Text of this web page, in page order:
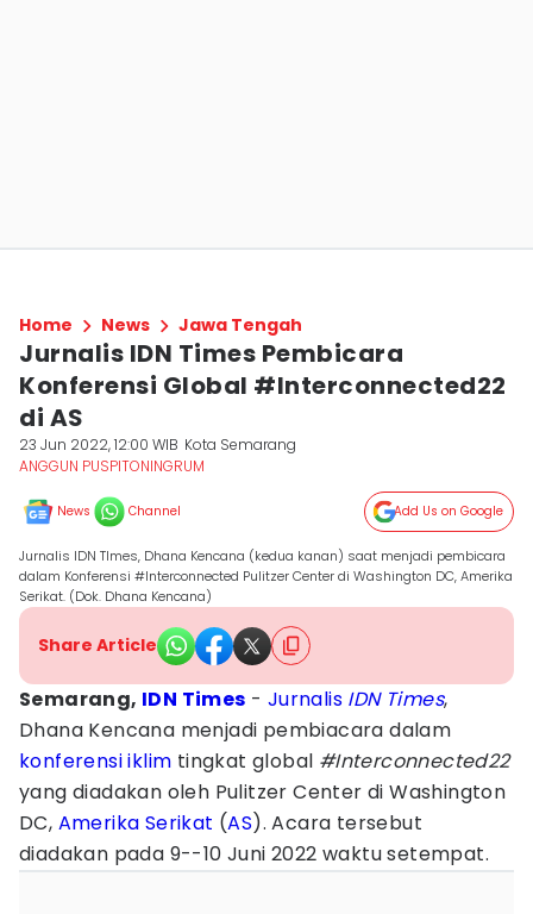
Home News Jawa Tengah
Jurnalis IDN Times Pembicara
Konferensi Global #Interconnected22
di AS
23 Jun 2022, 12:00 WIB Kota Semarang
ANGGUN PUSPITONINGRUM
News Channel Add Us on Google
Jurnalis IDN TImes, Dhana Kencana (kedua kanan) saat menjadi pembicara
dalam Konferensi #Interconnected Pulitzer Center di Washington DC, Amerika
Serikat. (Dok. Dhana Kencana)
Share Article
Semarang, IDN Times - Jurnalis IDN Times,
Dhana Kencana menjadi pembiacara dalam
konferensiiklim tingkat global #Interconnected22
yang diadakan oleh Pulitzer Center di Washington
DC, Amerika Serikat (AS). Acara tersebut
diadakan pada 9--10 Juni 2022 waktu setempat.